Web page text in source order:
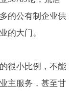
的公有制企业供
的大门。
很小比例，不能
主服务，甚至甘